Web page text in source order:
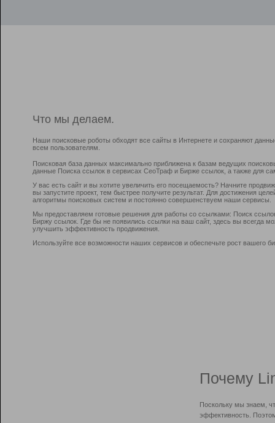
Что мы делаем.
Наши поисковые роботы обходят все сайты в Интернете и сохраняют
всем пользователям.
Поисковая база данных максимально приближена к базам ведущих
данные Поиска ссылок в сервисах СеоТраф и Бирже ссылок, а также для
У вас есть сайт и вы хотите увеличить его посещаемость? Начните
вы запустите проект, тем быстрее получите результат. Для достижения
алгоритмы поисковых систем и постоянно совершенствуем наши сервисы.
Мы предоставляем готовые решения для работы со ссылками: Поиск
Биржу ссылок. Где бы не появились ссылки на ваш сайт, здесь вы всегда
улучшить эффективность продвижения.
Используйте все возможности наших сервисов и обеспечьте рост вашего
Почему
Поскольку мы знаем,
эффективность.